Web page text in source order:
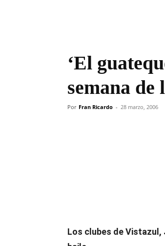
‘El
semana de
Por Fran Ricardo - 28 marzo, 2006
Los clubes de